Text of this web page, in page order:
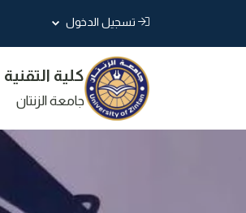
تسجيل الدخول
كلية التقنية
جامعة الزنتان